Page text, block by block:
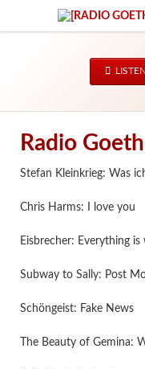
Radio
Stefan Kleinkrieg: Was
Chris Harms: I love you
Eisbrecher: Everything
Subway to Sally: Post
Schöngeist: Fake News
The Beauty of Gemina: